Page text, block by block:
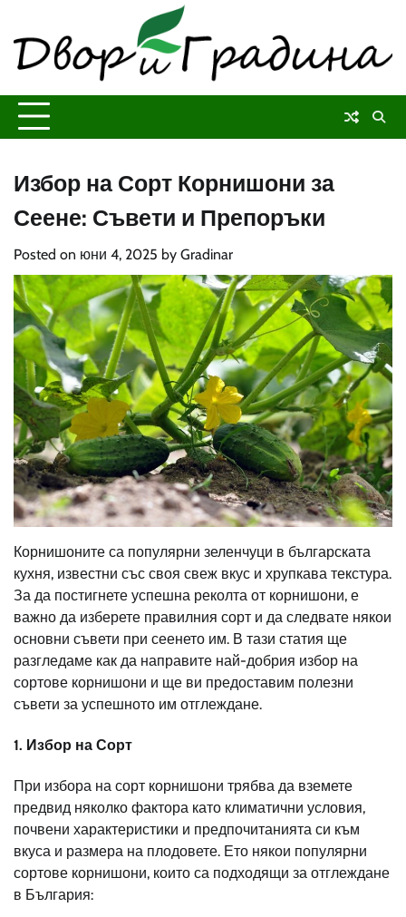
content
Избор на Сорт Корнишони за
Сеене: Съвети и Препоръки
Posted on юни 4, 2025 by Gradinar
Корнишоните са популярни зеленчуци в българската
кухня, известни със своя свеж вкус и хрупкава текстура.
За да постигнете успешна реколта от корнишони, е
важно да изберете правилния сорт и да следвате някои
основни съвети при сеенето им. В тази статия ще
разгледаме как да направите най-добрия избор на
сортове корнишони и ще ви предоставим полезни
съвети за успешното им отглеждане.
1. Избор на Сорт
При избора на сорт корнишони трябва да вземете
предвид няколко фактора като климатични условия,
почвени характеристики и предпочитанията си към
вкуса и размера на плодовете. Ето някои популярни
сортове корнишони, които са подходящи за отглеждане
в България: